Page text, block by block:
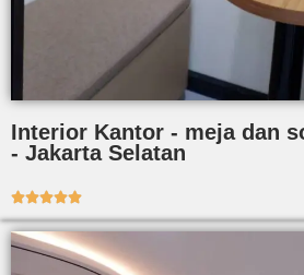
Interior Kantor - meja dan
- Jakarta Selatan
